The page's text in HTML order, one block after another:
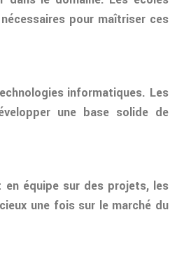
pour maîtriser ces
informatiques. Les
une base solide de
en équipe sur des projets, les
une fois sur le marché du